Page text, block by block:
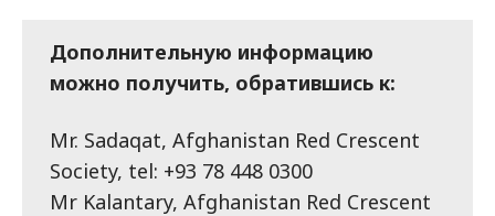
Дополнительную информацию
можно получить, обратившись к:
Mr. Sadaqat, Afghanistan Red Crescent
Society, tel: +93 78 448 0300
Mr Kalantary, Afghanistan Red Crescent